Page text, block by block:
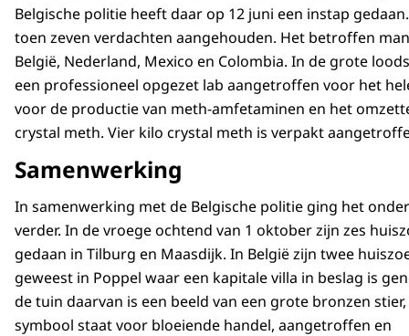
Belgische politie heeft daar op 12 juni een instap
toen zeven verdachten aangehouden. Het betroffen
België, Nederland, Mexico en Colombia. In de grote
een professioneel opgezet lab aangetroffen voor het
voor de productie van meth-amfetaminen en het
crystal meth. Vier kilo crystal meth is verpakt
Samenwerking
In samenwerking met de Belgische politie ging het
verder. In de vroege ochtend van 1 oktober zijn zes
gedaan in Tilburg en Maasdijk. In België zijn twee
geweest in Poppel waar een kapitale villa in beslag is
de tuin daarvan is een beeld van een grote bronzen
symbool staat voor bloeiende handel, aangetroffen en